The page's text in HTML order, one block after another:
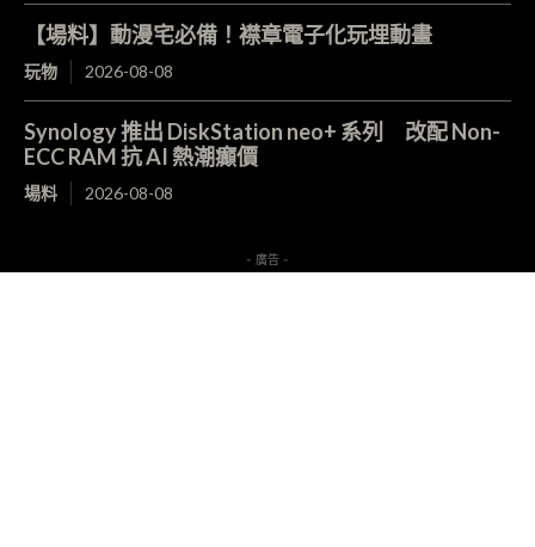
【場料】動漫宅必備！襟章電子化玩埋動畫
玩物 2026-08-08
Synology 推出 DiskStation neo+ 系列 改配 Non-
ECC RAM 抗 AI 熱潮癲價
場料 2026-08-08
- 廣告 -